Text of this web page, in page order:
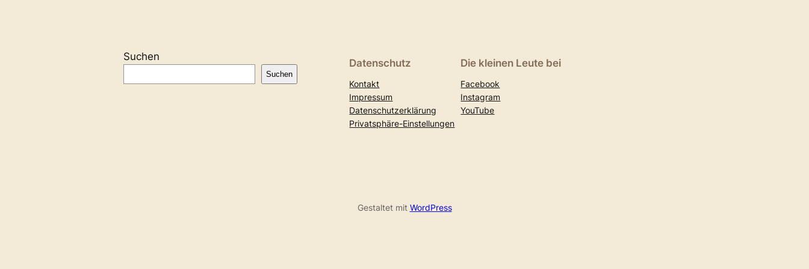
Suchen
Suchen
Datenschutz
Kontakt
Impressum
Datenschutzerklärung
Privatsphäre-Einstellungen
Die kleinen Leute bei
Facebook
Instagram
YouTube
Gestaltet mit WordPress